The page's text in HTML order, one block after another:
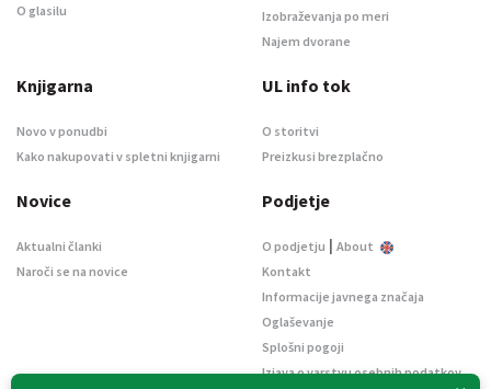
O glasilu
Izobraževanja po meri
Najem dvorane
Knjigarna
Novo v ponudbi
Kako nakupovati v spletni knjigarni
UL info tok
O storitvi
Preizkusi brezplačno
Novice
Aktualni članki
Naroči se na novice
Podjetje
O podjetju | About
Kontakt
Informacije javnega značaja
Oglaševanje
Splošni pogoji
Izjava o varstvu osebnih podatkov